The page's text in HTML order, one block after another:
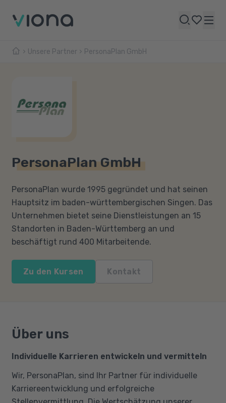
Unsere Partner PersonaPlan GmbH
PersonaPlan GmbH
PersonaPlan wurde 1995 gegründet und hat seinen
Hauptsitz im baden-württembergischen Singen. Das
Unternehmen bietet seine Dienstleistungen an 15
Standorten in Baden-Württemberg an und
beschäftigt rund 400 Mitarbeitende.
Zu den Kursen Kontakt
Über uns
Individuelle Karrieren entwickeln und vermitteln
Wir, PersonaPlan, sind Ihr Partner für individuelle
Karriereentwicklung und erfolgreiche